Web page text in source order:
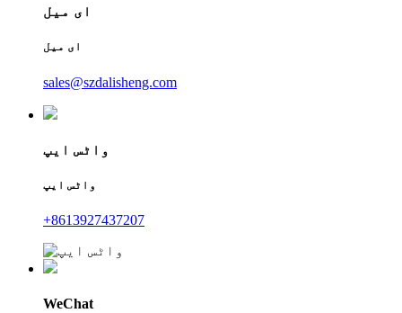
ای میل
ای میل
sales@szdalisheng.com
واٹس ایپ
واٹس ایپ
+8613927437207
WeChat